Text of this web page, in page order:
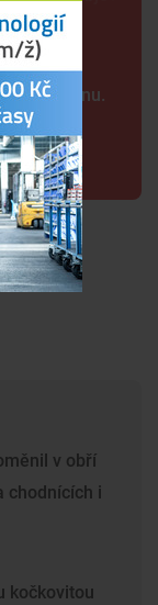
milionu.
co
v obří
chodnících i
kočkovitou